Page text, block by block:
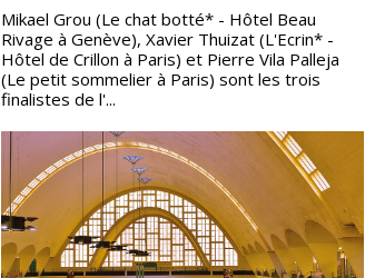
Mikael Grou (Le chat botté* - Hôtel Beau
Rivage à Genève), Xavier Thuizat (L'Ecrin* -
Hôtel de Crillon à Paris) et Pierre Vila Palleja
(Le petit sommelier à Paris) sont les trois
finalistes de l'...